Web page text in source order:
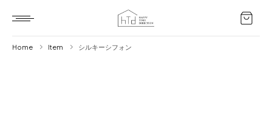
Home Item シルキーシフォン